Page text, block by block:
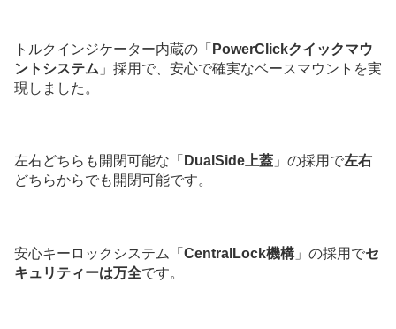
トルクインジケーター内蔵の「 PowerClickクイックマウ
ントシステム 」採用で、安心で確実なベースマウントを実
現しました。
左右どちらも開閉可能な「 DualSide上蓋 」の採用で左右
どちらからでも開閉可能です。
安心キーロックシステム「 CentralLock機構 」の採用でセ
キュリティーは万全です。